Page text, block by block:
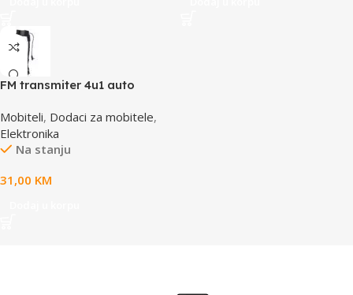
FM transmiter 4u1 auto
mobitel GEMBIRD TA-CHU3
Mobiteli, Dodaci za mobitele,
Elektronika
Na stanju
31,00 KM